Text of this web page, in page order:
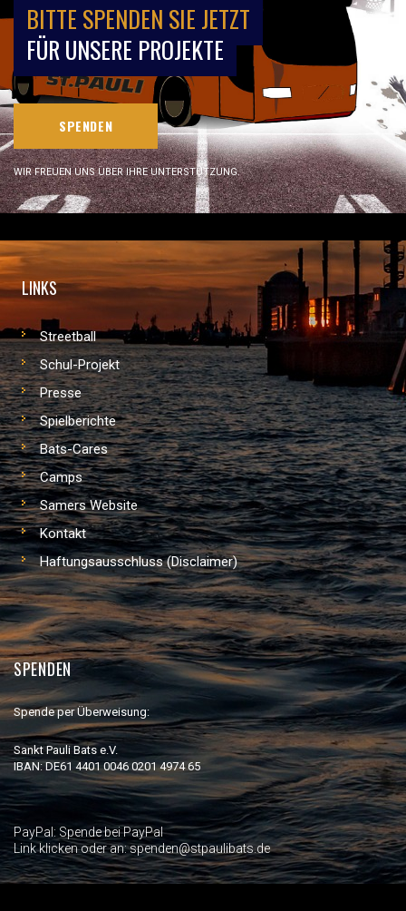
BITTE SPENDEN SIE JETZT
FÜR UNSERE PROJEKTE
SPENDEN
WIR FREUEN UNS ÜBER IHRE UNTERSTÜTZUNG.
LINKS
Streetball
Schul-Projekt
Presse
Spielberichte
Bats-Cares
Camps
Samers Website
Kontakt
Haftungsausschluss (Disclaimer)
SPENDEN
Spende per Überweisung:
Sankt Pauli Bats e.V.
IBAN: DE61 4401 0046 0201 4974 65
PayPal: Spende bei PayPal
Link klicken oder an: spenden@stpaulibats.de